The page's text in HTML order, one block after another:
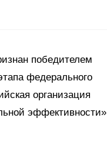
победителем
федерального
организация
эффективности»